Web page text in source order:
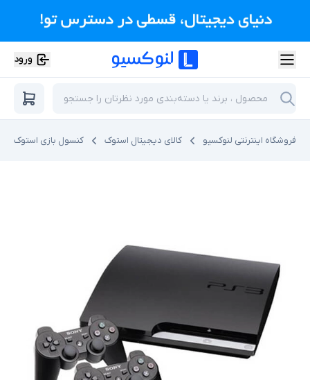
ورود
فروشگاه اینترنتی لنوکسیو کالای دیجیتال استوک کنسول بازی استوک